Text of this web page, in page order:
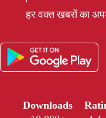
हर वक्त खबरों का
Downloads